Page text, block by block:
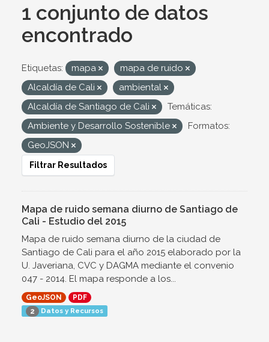
1 conjunto de datos
encontrado
Etiquetas: mapa
mapa de ruido
Alcaldía de Cali
ambiental
Alcaldía de Santiago de Cali
Temáticas:
Ambiente y Desarrollo Sostenible
Formatos:
GeoJSON
Filtrar Resultados
Mapa de ruido semana diurno de Santiago de
Cali - Estudio del 2015
Mapa de ruido semana diurno de la ciudad de
Santiago de Cali para el año 2015 elaborado por la
U. Javeriana, CVC y DAGMA mediante el convenio
047 - 2014. El mapa responde a los...
GeoJSON
PDF
2 Datos y Recursos